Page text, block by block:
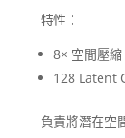
特性：
8× 空間壓縮
128 Latent
負責將潛在空